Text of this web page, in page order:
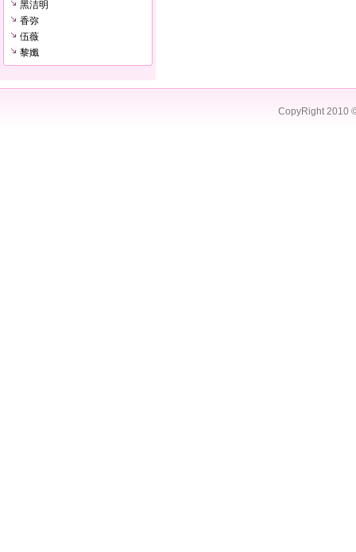
黑洁明
香弥
伍薇
黎孅
CopyRight 2010